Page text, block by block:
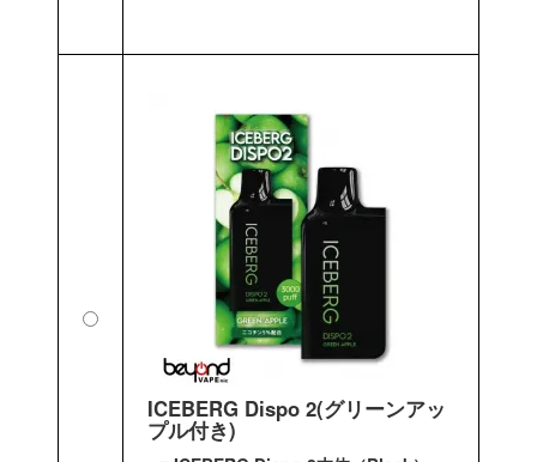
ICEBERG Dispo 2(グリーンアッ
プル付き)